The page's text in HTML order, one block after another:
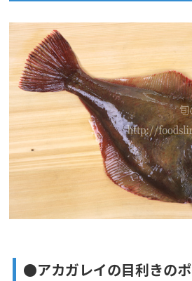
●アカガレイの目利きの